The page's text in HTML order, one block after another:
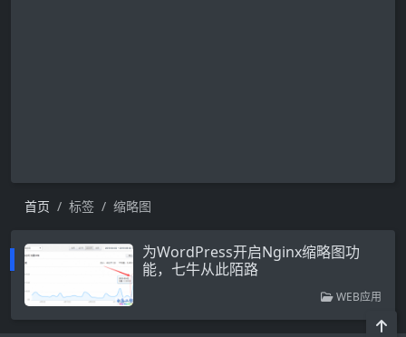
首页 标签 缩略图
为WordPress开启Nginx缩略图功
能，七牛从此陌路
WEB应用